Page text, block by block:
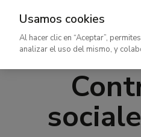
contenido
Usamos cookies
Al hacer clic en “Aceptar”,
analizar el uso del mismo, y